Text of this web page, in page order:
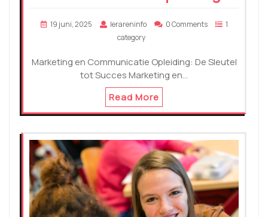
19 juni, 2025 lerareninfo 0 Comments
1
category
Marketing en Communicatie Opleiding: De Sleutel
tot Succes Marketing en…
Read More